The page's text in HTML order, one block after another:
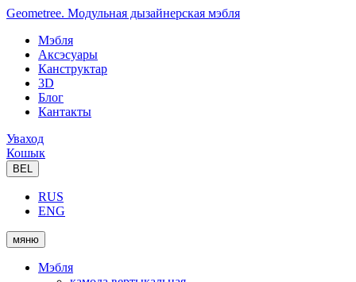
Geometree. Модульная дызайнерская мэбля
Мэбля
Аксэсуары
Канструктар
3D
Блог
Кантакты
Уваход
Кошык
BEL
RUS
ENG
мяню
Мэбля